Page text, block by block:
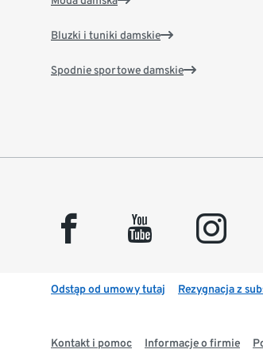
Bluzki i tuniki damskie
Spodnie sportowe damskie
facebook youtube instagram
Odstąp od umowy tutaj Rezygnacja z
Kontakt i pomoc Informacje o firmie